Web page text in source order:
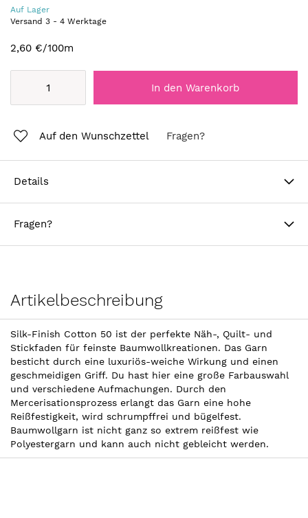
Auf Lager
Versand 3 - 4 Werktage
2,60 €/100m
In den Warenkorb
Auf den Wunschzettel Fragen?
Details
Fragen?
Artikelbeschreibung
Silk-Finish Cotton 50 ist der perfekte Näh-, Quilt- und
Stickfaden für feinste Baumwollkreationen. Das Garn
besticht durch eine luxuriös-weiche Wirkung und einen
geschmeidigen Griff. Du hast hier eine große Farbauswahl
und verschiedene Aufmachungen. Durch den
Mercerisationsprozess erlangt das Garn eine hohe
Reißfestigkeit, wird schrumpffrei und bügelfest.
Baumwollgarn ist nicht ganz so extrem reißfest wie
Polyestergarn und kann auch nicht gebleicht werden.